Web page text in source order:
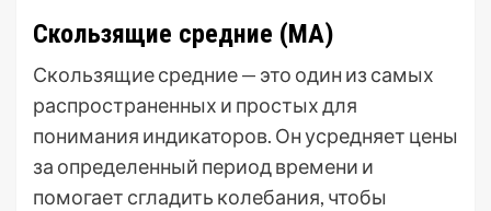
Скользящие средние (МА)
Скользящие средние — это один из самых
распространенных и простых для
понимания индикаторов. Он усредняет цены
за определенный период времени и
помогает сгладить колебания, чтобы